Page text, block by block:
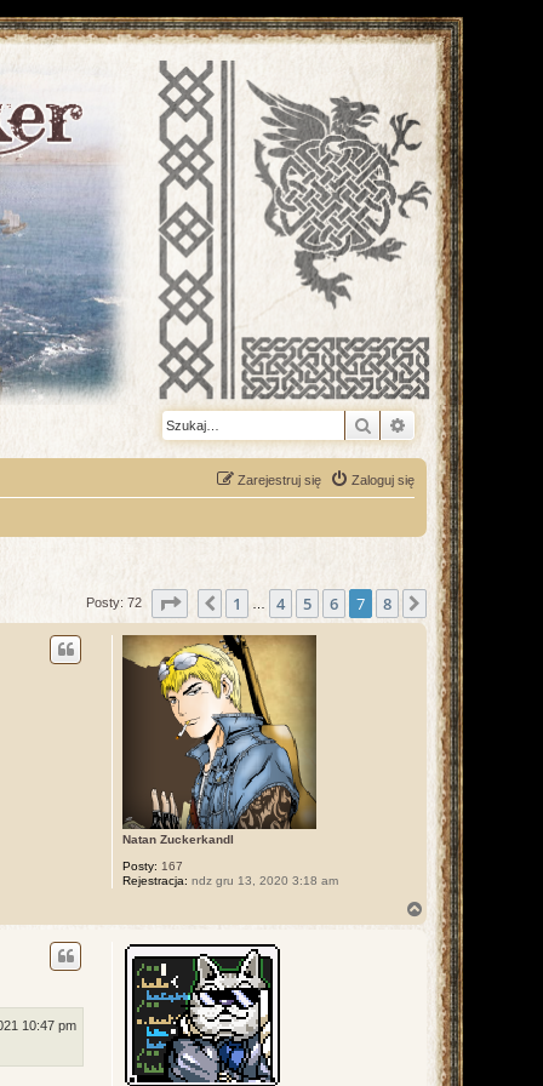
Szukaj Wyszukiwanie
Zaloguj się
Zarejestruj się
Posty: 72 Strona7
Poprzednia
1 4 5 6 7 8 Następna
Natan Zuckerkandl
Posty: 167
Rejestracja: ndz gru 13, 2020 3:18 am
a
10:47 pm